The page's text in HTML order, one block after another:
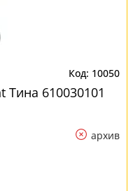
10050
Тина 610030101
архив